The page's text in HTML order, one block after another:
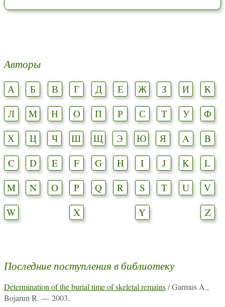
Авторы
А Б В Г Д Е Ж З И
К
Л
М Н О П Р С Т У
Ф
Х
Ц Ч Ш Щ Э Ю Я A
B
C
D E F G H I J K
L
M
N O P Q R S T U
V
W
X Y Z
Последние поступления в библиотеку
Determination of the burial time of skeletal remains/ Garmus A.,
Bojarun R. — 2003.